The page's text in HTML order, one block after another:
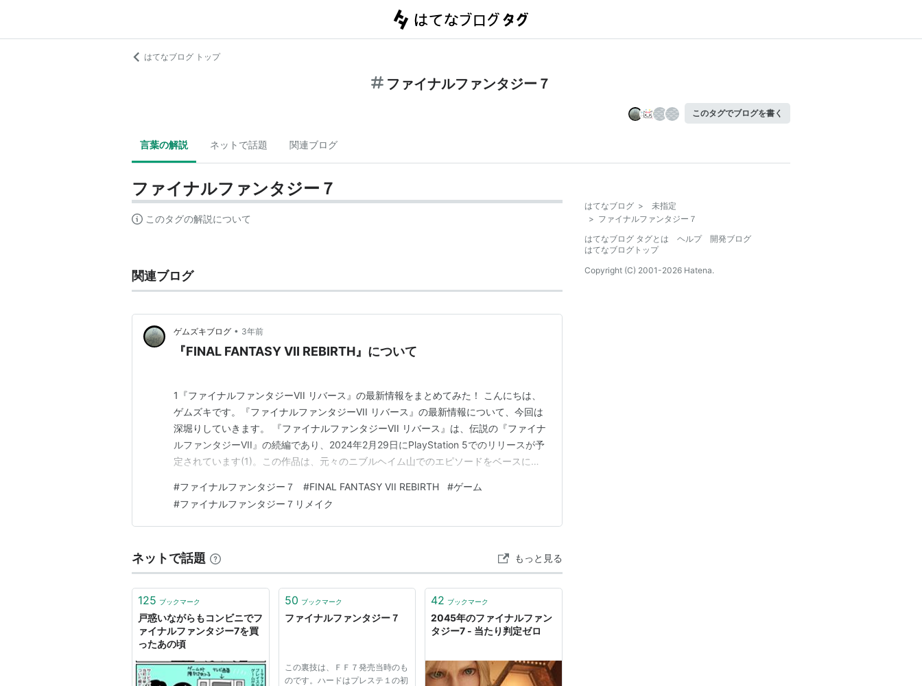
はてなブログ トップ
ファイナルファンタジー７
このタグでブログを書く
言葉の解説 ネットで話題 関連ブログ
ファイナルファンタジー７
このタグの解説について
関連ブログ
ゲムズキブログ • 3年前
『FINAL FANTASY VII REBIRTH』について
​1​『ファイナルファンタジーVII リバース』の最新情報をまとめてみた！ こんにちは、
ゲムズキです。『ファイナルファンタジーVII リバース』の最新情報について、今回は
深堀りしていきます。 『ファイナルファンタジーVII リバース』は、伝説の『ファイナ
ルファンタジーVII』の続編であり、2024年2月29日にPlayStation 5でのリリースが予
定されています(1)。この作品は、元々のニブルヘイム山でのエピソードをベースにし
このタイトルには、高まる期待が集まっています。 youtu.be ゲームの特徴と新情報 …
#ファイナルファンタジー７ #FINAL FANTASY VII REBIRTH #ゲーム
#ファイナルファンタジー７リメイク
ネットで話題 もっと見る
125 ブックマーク
戸惑いながらもコンビニでフ
ァイナルファンタジー7を買
ったあの頃
50 ブックマーク
ファイナルファンタジー７
この裏技は、ＦＦ７発売当時のも
のです。ハードはプレステ１の初
42 ブックマーク
2045年のファイナルファン
タジー7 - 当たり判定ゼロ
はてなブログ >
未指定
> ファイナルファンタジー７
はてなブログ タグとは
ヘルプ
開発ブログ
はてなブログトップ
Copyright (C) 2001-2026 Hatena.